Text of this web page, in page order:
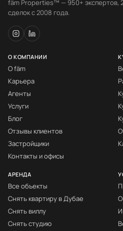
fäm Properties™ — 950+ экспертов,
сделок с 2008 года.
О КОМПАНИИ
О fäm
Карьера
Агенты
Услуги
Блог
Отзывы клиентов
Застройщики
Контакты и офисы
АРЕНДА
Все объекты
Снять квартиру в Дубае
Снять виллу
Снять студию